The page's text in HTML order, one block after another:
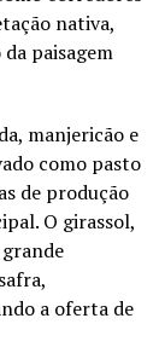
nativa,
paisagem
manjericão e
como pasto
de produção
O girassol,
a oferta de